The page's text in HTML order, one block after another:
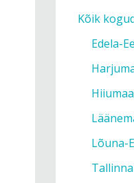
Kõik
Edela-
Hiiumaa
Lõuna-